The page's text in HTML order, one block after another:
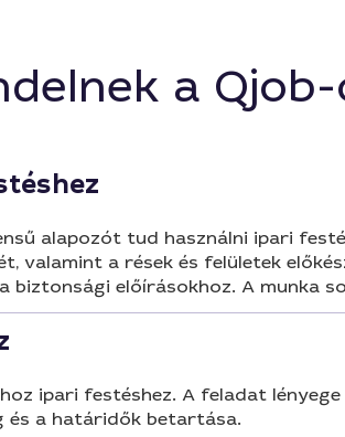
a
alapozót tud használni ipari
valamint a rések és felületek
biztonsági előírásokhoz. A munka
ipari festéshez. A feladat
és a határidők betartása.